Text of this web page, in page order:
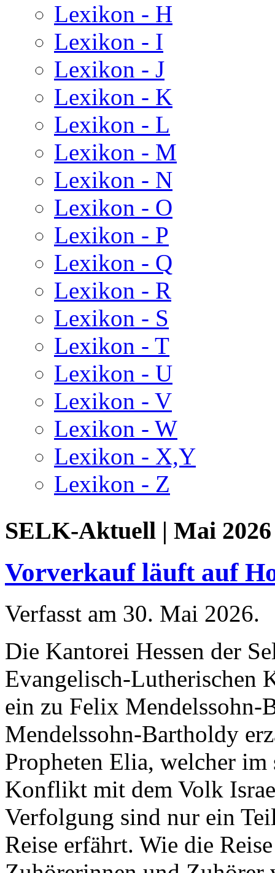
Lexikon - H
Lexikon - I
Lexikon - J
Lexikon - K
Lexikon - L
Lexikon - M
Lexikon - N
Lexikon - O
Lexikon - P
Lexikon - Q
Lexikon - R
Lexikon - S
Lexikon - T
Lexikon - U
Lexikon - V
Lexikon - W
Lexikon - X,Y
Lexikon - Z
SELK-Aktuell | Mai 2026
Vorverkauf läuft auf
Verfasst am 30. Mai 2026.
Die Kantorei Hessen der
Evangelisch-Lutherischen
ein zu Felix Mendelssohn-
Mendelssohn-Bartholdy
Propheten Elia, welcher
Konflikt mit dem Volk
Verfolgung sind nur ein
Reise erfährt. Wie die